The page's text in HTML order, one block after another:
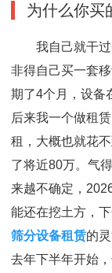
为什么你买
我自己就干
非得自己买一套
期了4个月，设备
后来我一个做租
租，大概也就花
了将近80万。气
来越不确定，
能还在挖土方，
筛分设备租赁的
去年下半年开始